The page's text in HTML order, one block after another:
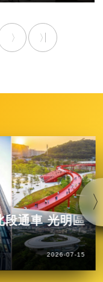
段通車 光明區
2026-07-15